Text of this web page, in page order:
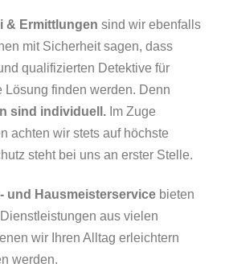
& Ermittlungen sind wir ebenfalls
mit Sicherheit sagen, dass
qualifizierten Detektive für
Lösung finden werden. Denn
sind individuell. Im Zuge
achten wir stets auf höchste
steht bei uns an erster Stelle.
und Hausmeisterservice bieten
aus vielen
wir Ihren Alltag erleichtern
werden.